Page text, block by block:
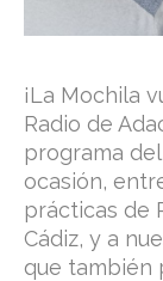
¡La Mochila
Radio de
programa
ocasión,
prácticas de
Cádiz, y a
que también